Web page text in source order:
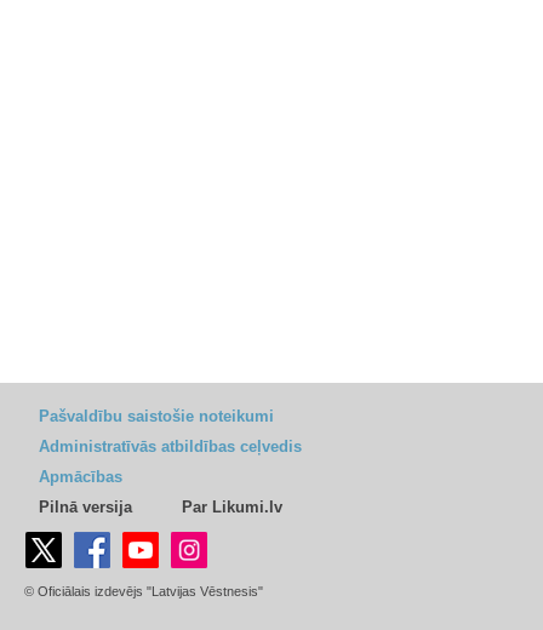
Pašvaldību saistošie noteikumi
Administratīvās atbildības ceļvedis
Apmācības
Pilnā versija
Par Likumi.lv
© Oficiālais izdevējs "Latvijas Vēstnesis"